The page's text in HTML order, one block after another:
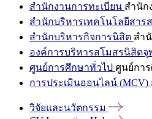
สำนักงานการทะเบียน สำนัก
สำนักบริหารเทคโนโลยีสาร
สำนักบริหารกิจการนิสิต สำ
องค์การบริหารสโมสรนิสิตจุ
ศูนย์การศึกษาทั่วไป ศูนย์กา
การประเมินออนไลน์ (MCV)
วิจัยและนวัตกรรม